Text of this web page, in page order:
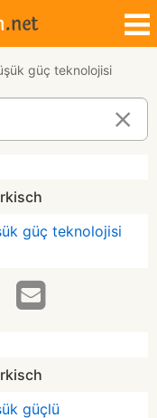
güç teknolojisi
güç teknolojisi
güçlü